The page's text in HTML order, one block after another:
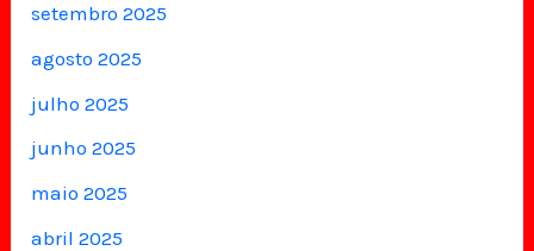
setembro 2025
agosto 2025
julho 2025
junho 2025
maio 2025
abril 2025